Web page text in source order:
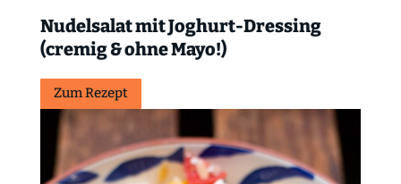
Nudelsalat mit Joghurt-Dressing
(cremig & ohne Mayo!)
Zum Rezept